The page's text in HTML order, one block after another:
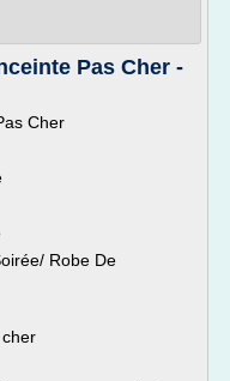
Pas Cher -
Cher
Robe De